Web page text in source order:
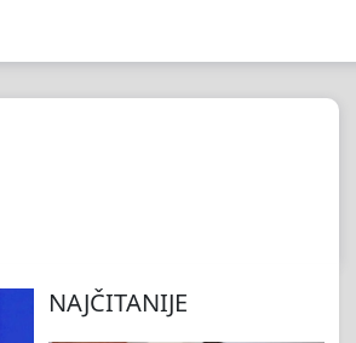
NAJČITANIJE